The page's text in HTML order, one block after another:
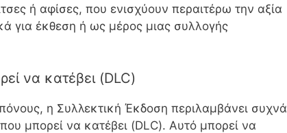
ή αφίσες, που ενισχύουν περαιτέρω την αξία
για έκθεση ή ως μέρος μιας συλλογής
να κατέβει (DLC)
η Συλλεκτική Έκδοση περιλαμβάνει συχνά
μπορεί να κατέβει (DLC). Αυτό μπορεί να